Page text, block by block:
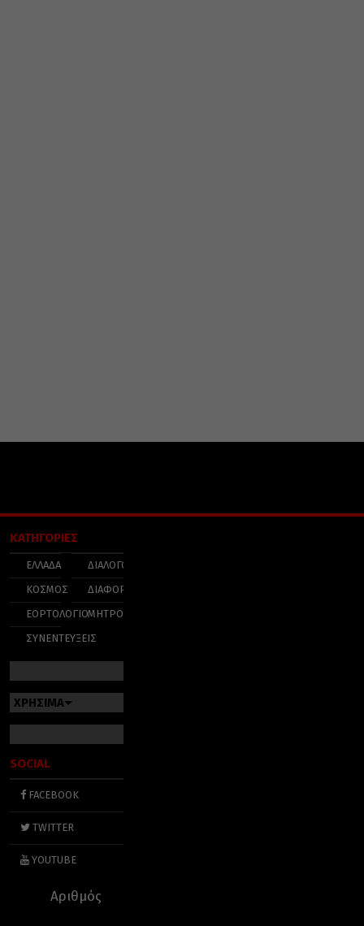
ΚΑΤΗΓΟΡΙΕΣ
ΕΛΛΑΔΑ
ΚΟΣΜΟΣ
ΕΟΡΤΟΛΟΓΙΟ
ΣΥΝΕΝΤΕΥΞΕΙΣ
ΔΙΑΛΟΓΟΣ
ΔΙΑΦΟΡΑ
ΜΗΤΡΟΠΟΛΕΙΣ
ΧΡΗΣΙΜΑ
SOCIAL
FACEBOOK
TWITTER
YOUTUBE
Αριθμός